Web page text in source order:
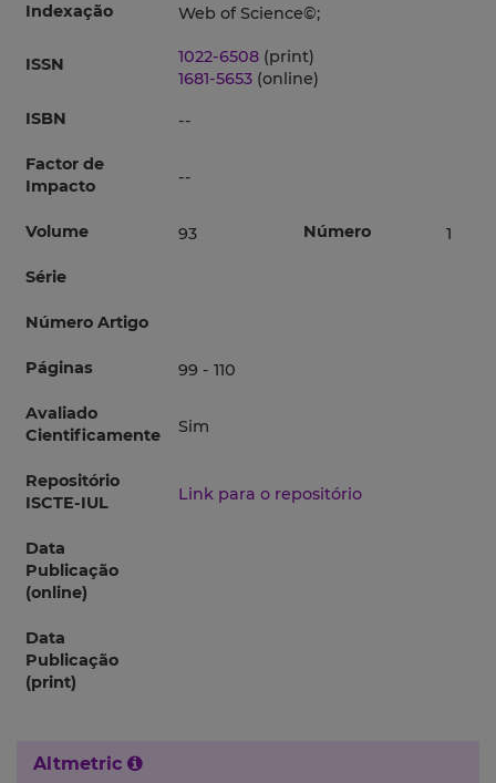
Indexação
Web of Science©;
ISSN 1022-6508 (print)
1681-5653 (online)
ISBN
--
Factor de
Impacto
--
Volume 93 Número 1
Série
Número Artigo
Páginas 99 - 110
Avaliado
Cientificamente
Sim
Repositório
ISCTE-IUL
Link para o repositório
Data
Publicação
(online)
Data
Publicação
(print)
Altmetric